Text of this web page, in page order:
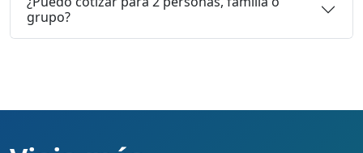
grupo?